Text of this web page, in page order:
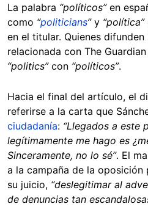
La palabra “políticos”en
como “politicians”y “política”
en el titular. Quienes
relacionada con The
“politics”con “políticos”.
Hacia el final del artículo, el
referirse a la carta que
ciudadanía: “Llegados a este
legítimamente me hago es
Sinceramente, no lo sé”. El
a la campaña de la oposición
su juicio, “deslegitimar al
de denuncias tan